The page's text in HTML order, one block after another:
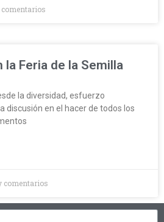
comentarios
la Feria de la Semilla
la diversidad, esfuerzo
discusión en el hacer de todos los
comentarios